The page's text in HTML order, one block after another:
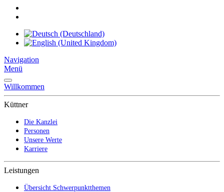
Navigation
Menü
Willkommen
Küttner
Die Kanzlei
Personen
Unsere Werte
Karriere
Leistungen
Übersicht Schwerpunktthemen